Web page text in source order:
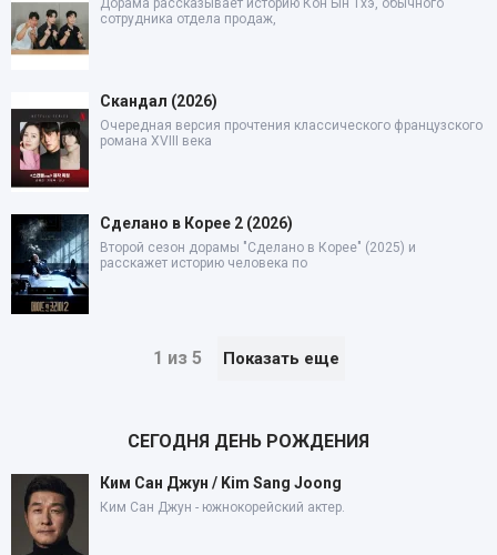
сотрудника отдела продаж,
Скандал (2026)
Очередная версия прочтения классического французского
романа XVIII века
Сделано в Корее 2 (2026)
Второй сезон дорамы "Сделано в Корее" (2025) и
расскажет историю человека по
1 из 5 Показать еще
СЕГОДНЯ ДЕНЬ РОЖДЕНИЯ
Ким Сан Джун / Kim Sang Joong
Ким Сан Джун - южнокорейский актер.